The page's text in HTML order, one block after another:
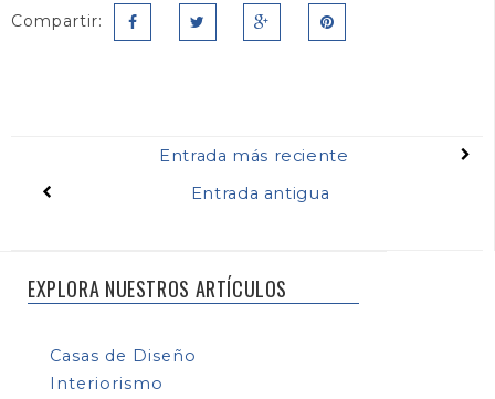
Compartir:
Entrada más reciente
Entrada antigua
EXPLORA NUESTROS ARTÍCULOS
Casas de Diseño
Interiorismo